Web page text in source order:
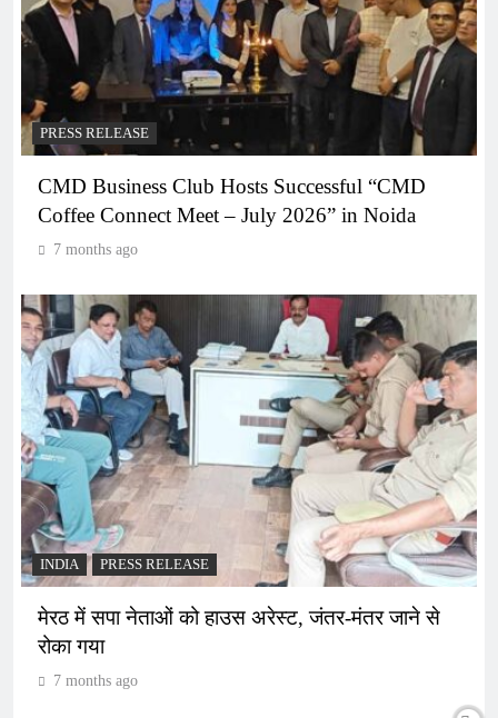
PRESS RELEASE
CMD Business Club Hosts Successful “CMD
Coffee Connect Meet – July 2026” in Noida
7 months ago
INDIA PRESS RELEASE
मेरठ में सपा नेताओं को हाउस अरेस्ट, जंतर-मंतर जाने से
रोका गया
7 months ago